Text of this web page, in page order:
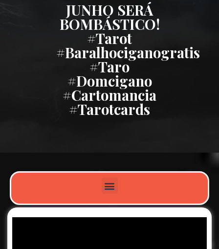
JUNHO SERÁ
BOMBÁSTICO!
#tarot
#baralhociganogratis
#taro
#domcigano
#cartomancia
#tarotcards